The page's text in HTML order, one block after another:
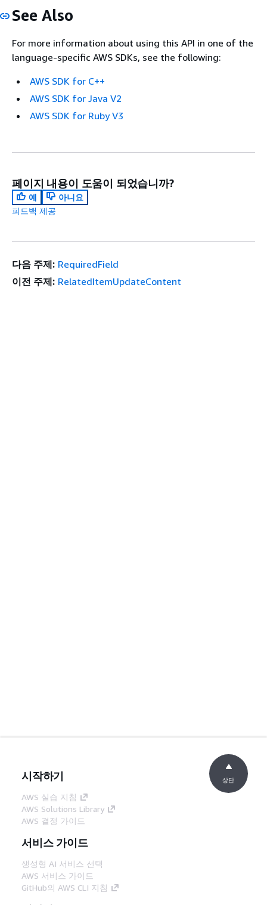
See Also
For more information about using this API in one of the
language-specific AWS SDKs, see the following:
AWS SDK for C++
AWS SDK for Java V2
AWS SDK for Ruby V3
페이지 내용이 도움이 되었습니까?
예
아니요
피드백 제공
다음 주제: RequiredField
이전 주제: RelatedItemUpdateContent
시작하기
AWS 실습 지침
AWS Solutions Library
AWS 결정 가이드
서비스 가이드
생성형 AI 서비스 선택
AWS 서비스 가이드
GitHub의 AWS CLI 지침
상단